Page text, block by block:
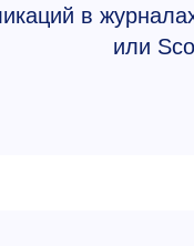
в
или